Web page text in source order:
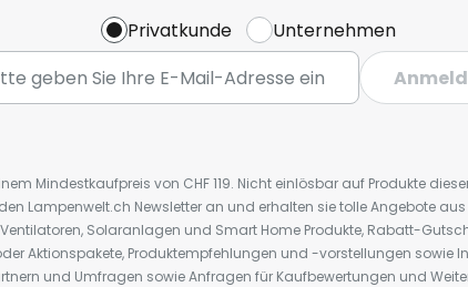
Privatkunde
Unternehmen
Mindestkaufpreis von CHF 119. Nicht einlösbar auf Produkte
Lampenwelt.ch Newsletter an und erhalten sie tolle Angebote
Solaranlagen und Smart Home Produkte, Rabatt-
Aktionspakete, Produktempfehlungen und -vorstellungen sowie
und Umfragen sowie Anfragen für Kaufbewertungen und